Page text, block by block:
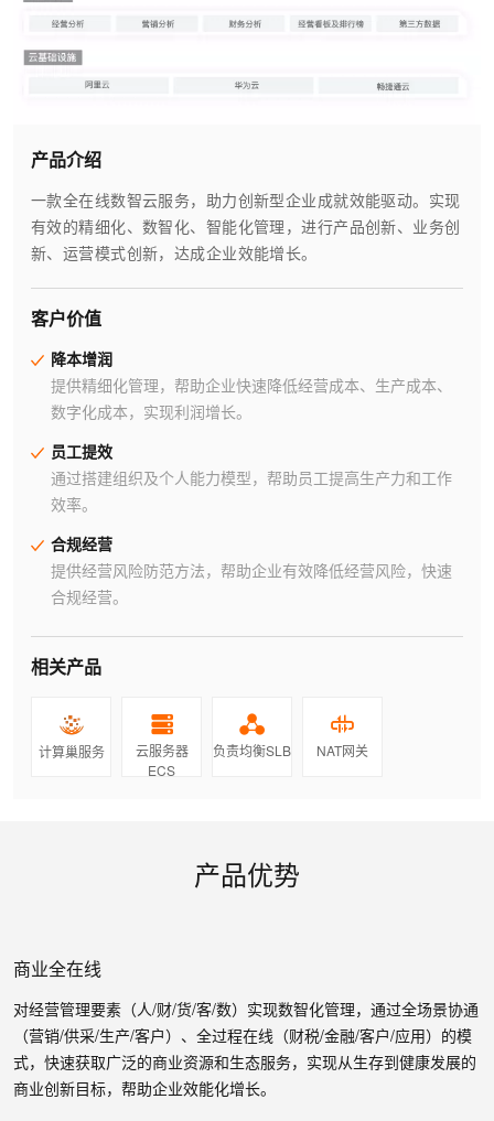
产品介绍
一款全在线数智云服务，助力创新型企业成就效能驱动。实现
有效的精细化、数智化、智能化管理，进行产品创新、业务创
新、运营模式创新，达成企业效能增长。
客户价值
降本增润
提供精细化管理，帮助企业快速降低经营成本、生产成本、
数字化成本，实现利润增长。
员工提效
通过搭建组织及个人能力模型，帮助员工提高生产力和工作
效率。
合规经营
提供经营风险防范方法，帮助企业有效降低经营风险，快速
合规经营。
相关产品
计算巢服务
云服务器
ECS
负责均衡SLB NAT网关
产品优势
商业全在线
对经营管理要素（人/财/货/客/数）实现数智化管理，通过全场景协通
（营销/供采/生产/客户）、全过程在线（财税/金融/客户/应用）的模
式，快速获取广泛的商业资源和生态服务，实现从生存到健康发展的
商业创新目标，帮助企业效能化增长。